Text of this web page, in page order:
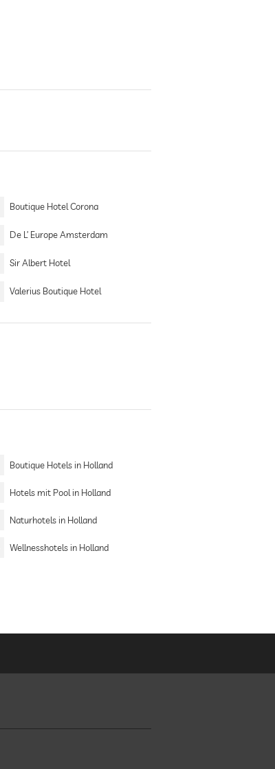
Boutique Hotel Corona
De L’ Europe Amsterdam
Sir Albert Hotel
Valerius Boutique Hotel
Boutique Hotels in Holland
Hotels mit Pool in Holland
Naturhotels in Holland
Wellnesshotels in Holland